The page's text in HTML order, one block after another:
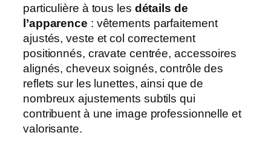
particulière à tous les détails de
l’apparence : vêtements parfaitement
ajustés, veste et col correctement
positionnés, cravate centrée, accessoires
alignés, cheveux soignés, contrôle des
reflets sur les lunettes, ainsi que de
nombreux ajustements subtils qui
contribuent à une image professionnelle et
valorisante.